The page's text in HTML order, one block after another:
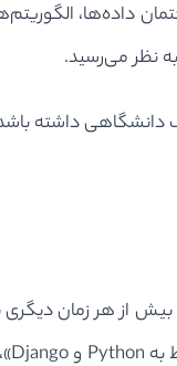
داده‌ها،
نظر می‌رسید.
داشته باشد.»
از هر زمان